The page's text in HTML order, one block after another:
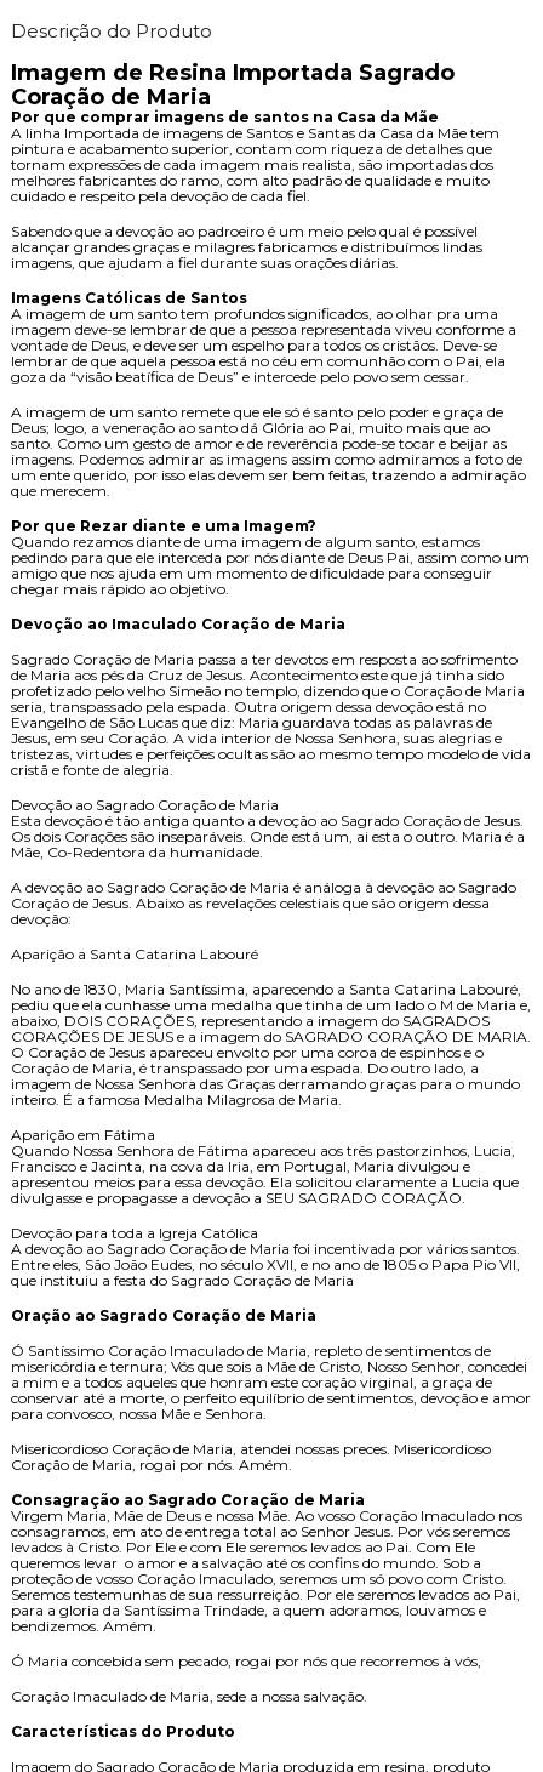
Descrição do Produto
Imagem de Resina Importada Sagrado
Coração de Maria
Por que comprar imagens de santos na Casa da Mãe
A linha Importada de imagens de Santos e Santas da Casa da Mãe tem
pintura e acabamento superior, contam com riqueza de detalhes que
tornam expressões de cada imagem mais realista, são importadas dos
melhores fabricantes do ramo, com alto padrão de qualidade e muito
cuidado e respeito pela devoção de cada fiel.
Sabendo que a devoção ao padroeiro é um meio pelo qual é possível
alcançar grandes graças e milagres fabricamos e distribuímos lindas
imagens, que ajudam a fiel durante suas orações diárias.
Imagens Católicas de Santos
A imagem de um santo tem profundos significados, ao olhar pra uma
imagem deve-se lembrar de que a pessoa representada viveu conforme a
vontade de Deus, e deve ser um espelho para todos os cristãos. Deve-se
lembrar de que aquela pessoa está no céu em comunhão com o Pai, ela
goza da “visão beatífica de Deus” e intercede pelo povo sem cessar.
A imagem de um santo remete que ele só é santo pelo poder e graça de
Deus; logo, a veneração ao santo dá Glória ao Pai, muito mais que ao
santo. Como um gesto de amor e de reverência pode-se tocar e beijar as
imagens. Podemos admirar as imagens assim como admiramos a foto de
um ente querido, por isso elas devem ser bem feitas, trazendo a admiração
que merecem.
Por que Rezar diante e uma Imagem?
Quando rezamos diante de uma imagem de algum santo, estamos
pedindo para que ele interceda por nós diante de Deus Pai, assim como um
amigo que nos ajuda em um momento de dificuldade para conseguir
chegar mais rápido ao objetivo.
Devoção ao Imaculado Coração de Maria
Sagrado Coração de Maria passa a ter devotos em resposta ao sofrimento
de Maria aos pés da Cruz de Jesus. Acontecimento este que já tinha sido
profetizado pelo velho Simeão no templo, dizendo que o Coração de Maria
seria, transpassado pela espada. Outra origem dessa devoção está no
Evangelho de São Lucas que diz: Maria guardava todas as palavras de
Jesus, em seu Coração. A vida interior de Nossa Senhora, suas alegrias e
tristezas, virtudes e perfeições ocultas são ao mesmo tempo modelo de vida
cristã e fonte de alegria.
Devoção ao Sagrado Coração de Maria
Esta devoção é tão antiga quanto a devoção ao Sagrado Coração de Jesus.
Os dois Corações são inseparáveis. Onde está um, ai esta o outro. Maria é a
Mãe, Co-Redentora da humanidade.
A devoção ao Sagrado Coração de Maria é análoga à devoção ao Sagrado
Coração de Jesus. Abaixo as revelações celestiais que são origem dessa
devoção:
Aparição a Santa Catarina Labouré
No ano de 1830, Maria Santíssima, aparecendo a Santa Catarina Labouré,
pediu que ela cunhasse uma medalha que tinha de um lado o M de Maria e,
abaixo, DOIS CORAÇÕES, representando a imagem do SAGRADOS
CORAÇÕES DE JESUS e a imagem do SAGRADO CORAÇÃO DE MARIA.
O Coração de Jesus apareceu envolto por uma coroa de espinhos e o
Coração de Maria, é transpassado por uma espada. Do outro lado, a
imagem de Nossa Senhora das Graças derramando graças para o mundo
inteiro. É a famosa Medalha Milagrosa de Maria.
Aparição em Fátima
Quando Nossa Senhora de Fátima apareceu aos três pastorzinhos, Lucia,
Francisco e Jacinta, na cova da Iria, em Portugal, Maria divulgou e
apresentou meios para essa devoção. Ela solicitou claramente a Lucia que
divulgasse e propagasse a devoção a SEU SAGRADO CORAÇÃO.
Devoção para toda a Igreja Católica
A devoção ao Sagrado Coração de Maria foi incentivada por vários santos.
Entre eles, São João Eudes, no século XVII, e no ano de 1805 o Papa Pio VII,
que instituiu a festa do Sagrado Coração de Maria
Oração ao Sagrado Coração de Maria
Ó Santíssimo Coração Imaculado de Maria, repleto de sentimentos de
misericórdia e ternura; Vós que sois a Mãe de Cristo, Nosso Senhor, concedei
a mim e a todos aqueles que honram este coração virginal, a graça de
conservar até a morte, o perfeito equilíbrio de sentimentos, devoção e amor
para convosco, nossa Mãe e Senhora.
Misericordioso Coração de Maria, atendei nossas preces. Misericordioso
Coração de Maria, rogai por nós. Amém.
Consagração ao Sagrado Coração de Maria
Virgem Maria, Mãe de Deus e nossa Mãe. Ao vosso Coração Imaculado nos
consagramos, em ato de entrega total ao Senhor Jesus. Por vós seremos
levados à Cristo. Por Ele e com Ele seremos levados ao Pai. Com Ele
queremos levar o amor e a salvação até os confins do mundo. Sob a
proteção de vosso Coração Imaculado, seremos um só povo com Cristo.
Seremos testemunhas de sua ressurreição. Por ele seremos levados ao Pai,
para a gloria da Santíssima Trindade, a quem adoramos, louvamos e
bendizemos. Amém.
Ó Maria concebida sem pecado, rogai por nós que recorremos à vós,
Coração Imaculado de Maria, sede a nossa salvação.
Características do Produto
Imagem do Sagrado Coração de Maria produzida em resina, produto